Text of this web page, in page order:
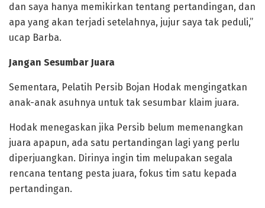
dan saya hanya memikirkan tentang pertandingan, dan
apa yang akan terjadi setelahnya, jujur saya tak peduli,”
ucap Barba.
Jangan Sesumbar Juara
Sementara, Pelatih Persib Bojan Hodak mengingatkan
anak-anak asuhnya untuk tak sesumbar klaim juara.
Hodak menegaskan jika Persib belum memenangkan
juara apapun, ada satu pertandingan lagi yang perlu
diperjuangkan. Dirinya ingin tim melupakan segala
rencana tentang pesta juara, fokus tim satu kepada
pertandingan.